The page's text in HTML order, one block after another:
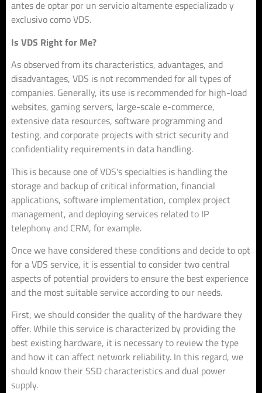
antes de optar por un servicio altamente especializado y
exclusivo como VDS.
Is VDS Right for Me?
As observed from its characteristics, advantages, and
disadvantages, VDS is not recommended for all types of
companies. Generally, its use is recommended for high-load
websites, gaming servers, large-scale e-commerce,
extensive data resources, software programming and
testing, and corporate projects with strict security and
confidentiality requirements in data handling.
This is because one of VDS's specialties is handling the
storage and backup of critical information, financial
applications, software implementation, complex project
management, and deploying services related to IP
telephony and CRM, for example.
Once we have considered these conditions and decide to opt
for a VDS service, it is essential to consider two central
aspects of potential providers to ensure the best experience
and the most suitable service according to our needs.
First, we should consider the quality of the hardware they
offer. While this service is characterized by providing the
best existing hardware, it is necessary to review the type
and how it can affect network reliability. In this regard, we
should know their SSD characteristics and dual power
supply.